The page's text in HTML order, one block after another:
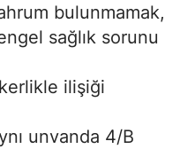
bulunmamak,
sağlık sorunu
ilişiği
unvanda 4/B